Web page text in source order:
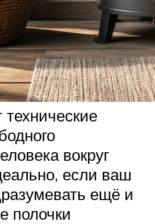
вокруг
если ваш
ещё и
полочки